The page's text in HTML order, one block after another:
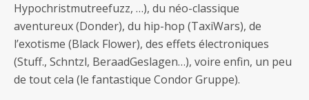
Hypochristmutreefuzz, …), du néo-classique
aventureux (Donder), du hip-hop (TaxiWars), de
l’exotisme (Black Flower), des effets électroniques
(Stuff., Schntzl, BeraadGeslagen…), voire enfin, un peu
de tout cela (le fantastique Condor Gruppe).